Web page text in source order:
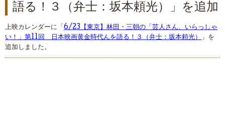
語る！３（弁士：坂本頼光）」を追加
上映カレンダーに「 6/23【東京】林田・三朝の「芸人さん、いらっしゃ
い！」第11回 日本映画黄金時代んを語る！３（弁士：坂本頼光） 」を
追加しました。